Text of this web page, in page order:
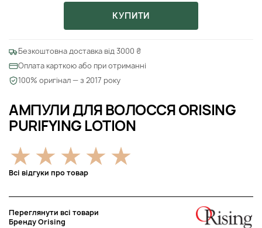
АМПУЛИ ДЛЯ ВОЛОССЯ ORISING
PURIFYING LOTION
Всі відгуки про товар
Переглянути всі товари
Бренду Orising
КУПИТИ
Безкоштовна доставка від 3000 ₴
Оплата карткою або при отриманні
100% оригінал — з 2017 року